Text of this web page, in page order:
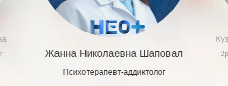
Жанна Николаевна Шаповал
Психотерапевт-аддиктолог